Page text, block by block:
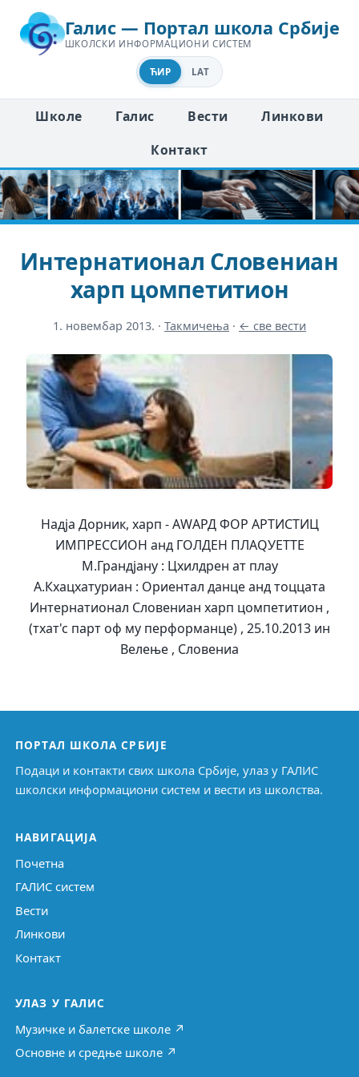
Галис — Портал школа Србије
ШКОЛСКИ ИНФОРМАЦИОНИ СИСТЕМ
ЋИР LAT
Школе Галис Вести
Линкови
Контакт
Интернатионал Словениан
харп цомпетитион
1. новембар 2013. · Такмичења · ← све вести
Надја Дорник, харп - АWАРД ФОР АРТИСТИЦ
ИМПРЕССИОН анд ГОЛДЕН ПЛАQУЕТТЕ
М.Грандјанy : Цхилдрен ат плаy
А.Кхацхатуриан : Ориентал данце анд тоццата
Интернатионал Словениан харп цомпетитион ,
(тхат'с парт оф мy перформанце) , 25.10.2013 ин
Велење , Словениа
ПОРТАЛ ШКОЛА СРБИЈЕ
Подаци и контакти свих школа Србије, улаз у ГАЛИС
школски информациони систем и вести из школства.
НАВИГАЦИЈА
Почетна
ГАЛИС систем
Вести
Линкови
Контакт
УЛАЗ У ГАЛИС
Музичке и балетске школе ↗
Основне и средње школе ↗